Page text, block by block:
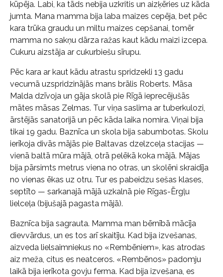
kūpēja. Labi, ka tāds nebija uzkritis un aizķēries uz kāda
jumta. Mana mamma bija laba maizes cepēja, bet pēc
kara trūka graudu un miltu maizes cepšanai, tomēr
mamma no sakņu dārza ražas kaut kādu maizi izcepa.
Cukuru aizstāja ar cukurbiešu sīrupu.
Pēc kara ar kaut kādu atrastu spridzekli 13 gadu
vecumā uzspridzinājās mans brālis Roberts. Māsa
Malda dzīvoja un gāja skolā pie Rīgā ieprecējušās
mātes māsas Zelmas. Tur viņa saslima ar tuberkulozi,
ārstējās sanatorijā un pēc kāda laika nomira. Viņai bija
tikai 19 gadu. Baznīca un skola bija sabumbotas. Skolu
ierīkoja divās mājās pie Baltavas dzelzceļa stacijas —
vienā baltā mūra mājā, otrā pelēkā koka mājā. Mājas
bija pārsimts metrus viena no otras, un skolēni skraidīja
no vienas ēkas uz otru. Tur es pabeidzu sešas klases,
septīto — sarkanajā mājā uzkalnā pie Rīgas-Ērgļu
lielceļa (bijušajā pagasta mājā).
Baznīca bija sagrauta. Mamma man bērnībā mācīja
dievvārdus, un es tos arī skaitīju. Kad bija izvešanas,
aizveda lielsaimniekus no «Rembēniem», kas atrodas
aiz meža, citus es neatceros. «Rembēnos» padomju
laikā bija ierīkota govju ferma. Kad bija izvešana, es